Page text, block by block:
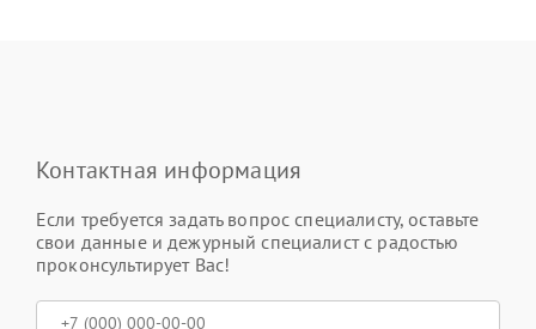
Контактная информация
Если требуется задать вопрос специалисту, оставьте
свои данные и дежурный специалист с радостью
проконсультирует Вас!